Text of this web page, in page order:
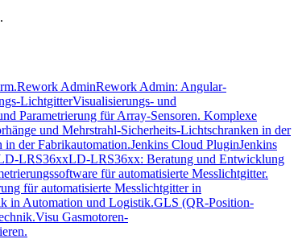
Rework AdminRework Admin: Angular-
LichtgitterVisualisierungs- und
Parametrierung für Array-Sensoren. Komplexe
und Mehrstrahl-Sicherheits-Lichtschranken in der
in der Fabrikautomation.Jenkins Cloud PluginJenkins
LRS36xxLD-LRS36xx: Beratung und Entwicklung
für automatisierte Messlichtgitter.
für automatisierte Messlichtgitter in
in Automation und Logistik.GLS (QR-Position-
Visu Gasmotoren-